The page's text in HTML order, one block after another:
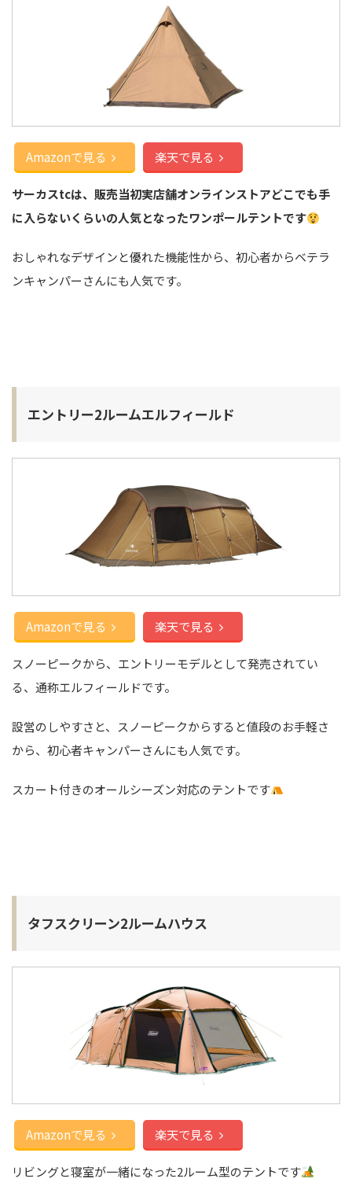
Amazonで見る 楽天で見る
サーカスtcは、販売当初実店舗オンラインストアどこでも手
に入らないくらいの人気となったワンポールテントです
おしゃれなデザインと優れた機能性から、初心者からベテラ
ンキャンパーさんにも人気です。
エントリー2ルームエルフィールド
Amazonで見る 楽天で見る
スノーピークから、エントリーモデルとして発売されてい
る、通称エルフィールドです。
設営のしやすさと、スノーピークからすると値段のお手軽さ
から、初心者キャンパーさんにも人気です。
スカート付きのオールシーズン対応のテントです
タフスクリーン2ルームハウス
Amazonで見る 楽天で見る
リビングと寝室が一緒になった2ルーム型のテントです